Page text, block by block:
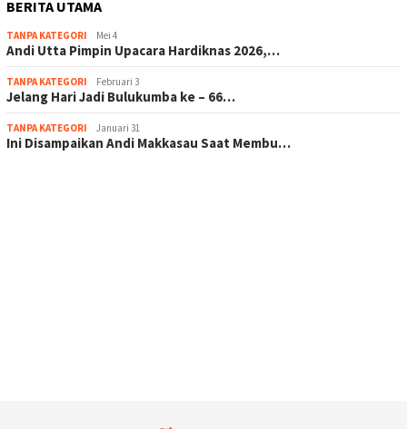
BERITA UTAMA
TANPA KATEGORI Mei 4
Andi Utta Pimpin Upacara Hardiknas 2026,…
TANPA KATEGORI Februari 3
Jelang Hari Jadi Bulukumba ke – 66…
TANPA KATEGORI Januari 31
Ini Disampaikan Andi Makkasau Saat Membu…